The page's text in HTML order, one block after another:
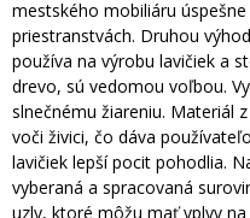
mestského mobiliáru
priestranstvách. Druhou
používa na výrobu lavičiek a
drevo, sú vedomou voľbou.
slnečnému žiareniu. Materiál
voči živici, čo dáva
lavičiek lepší pocit pohodlia.
vyberaná a spracovaná
uzly, ktoré môžu mať vplyv